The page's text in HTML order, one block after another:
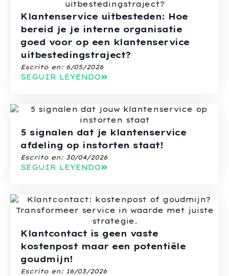
Klantenservice uitbesteden: Hoe
bereid je je interne organisatie
goed voor op een klantenservice
uitbestedingstraject?
Escrito en: 6/05/2026
SEGUIR LEYENDO
5 signalen dat je klantenservice
afdeling op instorten staat!
Escrito en: 30/04/2026
SEGUIR LEYENDO
Klantcontact is geen vaste
kostenpost maar een potentiële
goudmijn!
Escrito en: 16/03/2026